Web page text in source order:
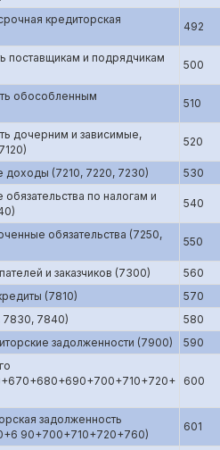
кредиторская
492
поставщикам и подрядчикам
500
обособленным
510
дочерним и зависимые,
520
(7210, 7220, 7230)
530
по налогам и
540
обязательства (7250,
550
и заказчиков (7300)
560
(7810)
570
7840)
580
задолженности (7900)
590
600
задолженность
90+700+710+720+760)
601